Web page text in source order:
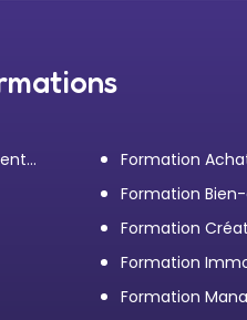
Formation
transport
Formation
Formation
d'entreprise
Formation
Formation